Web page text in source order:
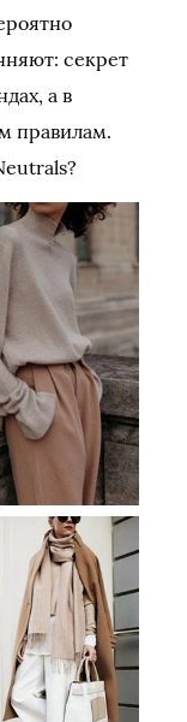
секрет
а в
правилам.